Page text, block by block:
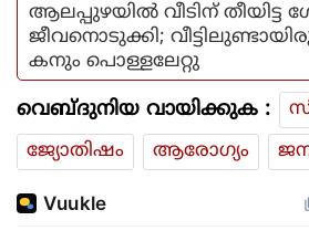
ആലപ്പുഴയില്‍ വീടിന്
ജീവനൊടുക്കി;
കനും പൊള്ളലേറ്റു
വെബ്ദുനിയ വായിക്കുക :
ജ്യോതിഷം
ആരോഗ്യം